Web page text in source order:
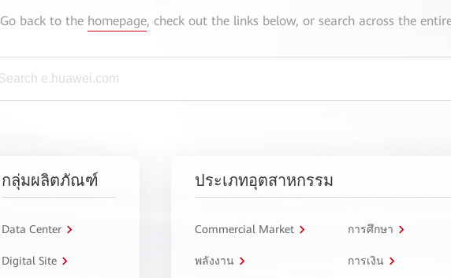
Go back to the homepage, check out the links below, or search across the
กลุ่มผลิตภัณฑ์
Data Center
Digital Site
ประเภทอุตสาหกรรม
Commercial Market การศึกษา
พลังงาน การเงิน